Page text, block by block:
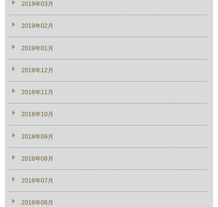
2019年03月
2019年02月
2019年01月
2018年12月
2018年11月
2018年10月
2018年09月
2018年08月
2018年07月
2018年06月